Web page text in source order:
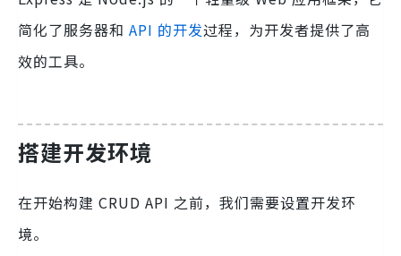
简化了服务器和 API 的开发过程，为开发者提供了高
效的工具。
搭建开发环境
在开始构建 CRUD API 之前，我们需要设置开发环
境。